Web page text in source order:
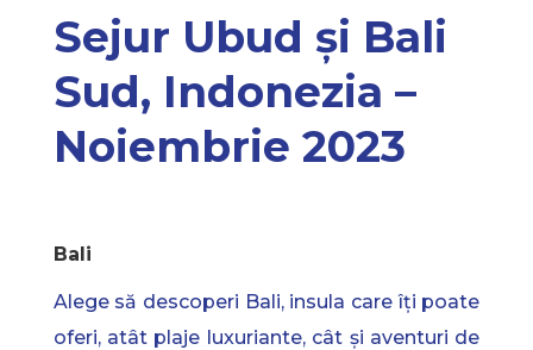
Sejur Ubud și Bali
Sud, Indonezia –
Noiembrie 2023
Bali
Alege să descoperi Bali, insula care îți poate
oferi, atât plaje luxuriante, cât și aventuri de